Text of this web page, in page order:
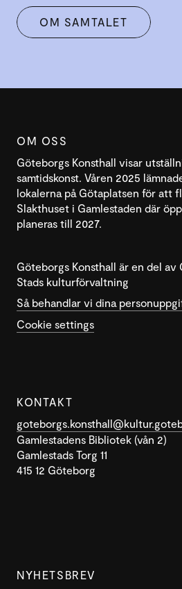
OM SAMTALET
OM OSS
Göteborgs Konsthall visar
samtidskonst. Våren 2025
lokalerna på Götaplatsen för att
Slakthuset i Gamlestaden där
planeras till 2027.
Göteborgs Konsthall är en del av
Stads kulturförvaltning
Så behandlar vi dina
Cookie settings
KONTAKT
Gamlestadens Bibliotek (vån 2)
Gamlestads Torg 11
415 12 Göteborg
NYHETSBREV